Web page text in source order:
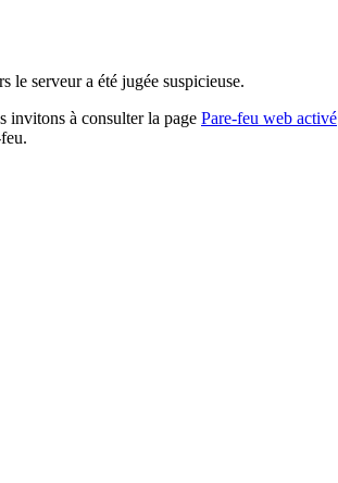
le serveur a été jugée suspicieuse.
invitons à consulter la page Pare-feu web activé